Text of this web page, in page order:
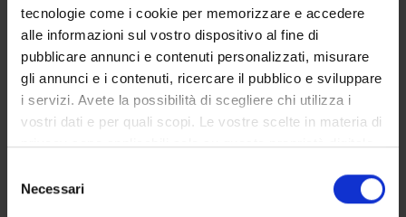
tecnologie come i cookie per memorizzare e accedere
alle informazioni sul vostro dispositivo al fine di
pubblicare annunci e contenuti personalizzati, misurare
gli annunci e i contenuti, ricercare il pubblico e sviluppare
i servizi. Avete la possibilità di scegliere chi utilizza i
vostri dati e per quali scopi. Le vostre scelte in materia di
privacy sono applicabili solo su questa proprietà digitale
modificare o revocare il proprio consenso in qualsiasi
momento dalla Dichiarazione sui cookie o facendo clic
delNecessari
STUDENT ADMINISTRATION OFFICES
DEPARTMENT FACILITIES
RESEARCH LABORATORIES
RESEARCH CENTRES